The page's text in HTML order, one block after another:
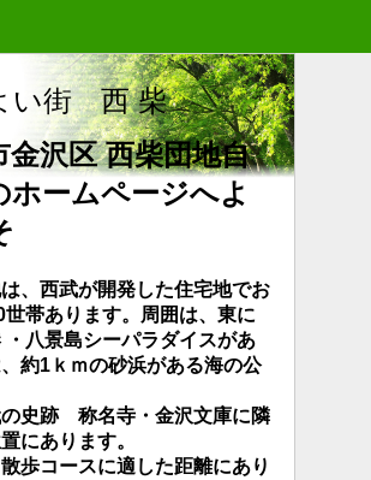
い街 西 柴
金沢区 西柴団地自
ホームページへよ
、西武が開発した住宅地でお
世帯あります。周囲は、東に
・八景島シーパラダイスがあ
約1ｋｍの砂浜がある海の公
史跡 称名寺・金沢文庫に隣
にあります。
歩コースに適した距離にあり